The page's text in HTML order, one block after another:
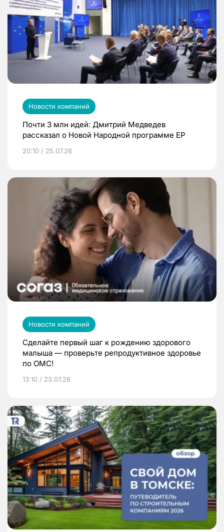
Новости компаний
Почти 3 млн идей: Дмитрий Медведев
рассказал о Новой Народной программе ЕР
20:10 / 25.07.26
Новости компаний
Сделайте первый шаг к рождению здорового
малыша — проверьте репродуктивное здоровье
по ОМС!
13:10 / 23.07.26